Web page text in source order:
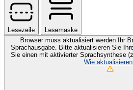
Lesezeile
Lesemaske
Browser muss aktualisiert werden Ihr
Sprachausgabe. Bitte aktualisieren Sie
Sie einen mit aktivierter Sprachsynthese
Wie